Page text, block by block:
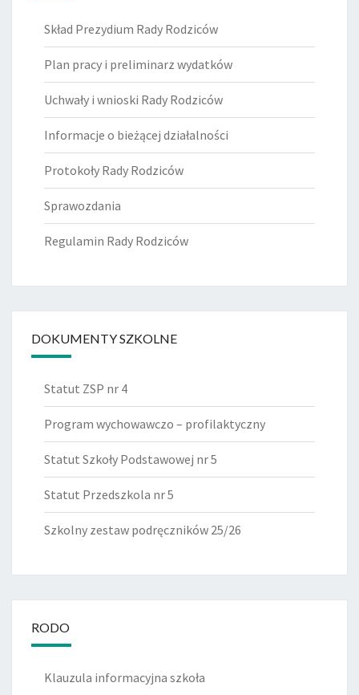
Skład Prezydium Rady Rodziców
Plan pracy i preliminarz wydatków
Uchwały i wnioski Rady Rodziców
Informacje o bieżącej działalności
Protokoły Rady Rodziców
Sprawozdania
Regulamin Rady Rodziców
DOKUMENTY SZKOLNE
Statut ZSP nr 4
Program wychowawczo – profilaktyczny
Statut Szkoły Podstawowej nr 5
Statut Przedszkola nr 5
Szkolny zestaw podręczników 25/26
RODO
Klauzula informacyjna szkoła